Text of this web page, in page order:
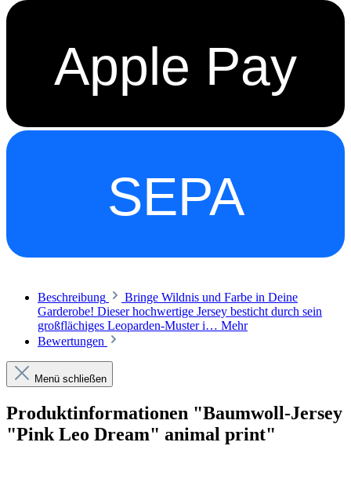
Apple Pay
SEPA
Beschreibung
Bringe Wildnis und Farbe in Deine
Garderobe! Dieser hochwertige Jersey besticht durch sein
großflächiges Leoparden-Muster i… Mehr
Bewertungen
Menü schließen
Produktinformationen "Baumwoll-Jersey
"Pink Leo Dream" animal print"